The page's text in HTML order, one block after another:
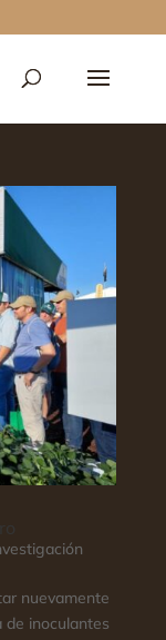
nuevamente
de inoculantes